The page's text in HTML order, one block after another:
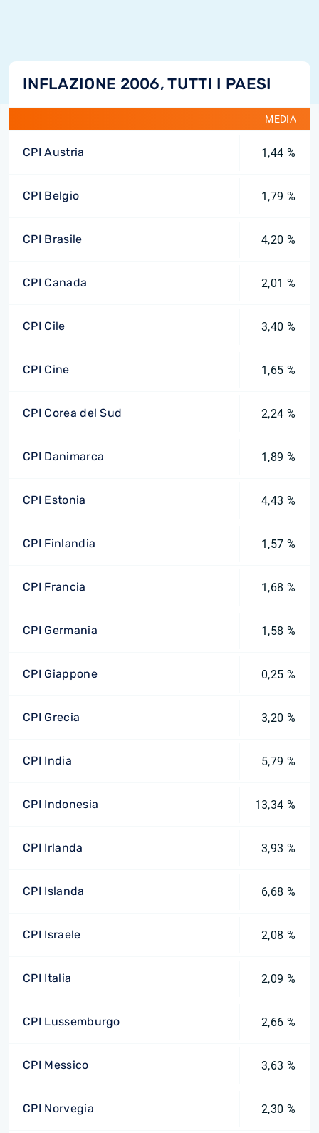
INFLAZIONE 2006, TUTTI I PAESI
MEDIA
CPI Austria 1,44 %
CPI Belgio 1,79 %
CPI Brasile 4,20 %
CPI Canada 2,01 %
CPI Cile 3,40 %
CPI Cine 1,65 %
CPI Corea del Sud 2,24 %
CPI Danimarca 1,89 %
CPI Estonia 4,43 %
CPI Finlandia 1,57 %
CPI Francia 1,68 %
CPI Germania 1,58 %
CPI Giappone 0,25 %
CPI Grecia 3,20 %
CPI India 5,79 %
CPI Indonesia 13,34 %
CPI Irlanda 3,93 %
CPI Islanda 6,68 %
CPI Israele 2,08 %
CPI Italia 2,09 %
CPI Lussemburgo 2,66 %
CPI Messico 3,63 %
CPI Norvegia 2,30 %